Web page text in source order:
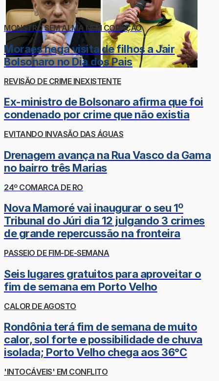
MONSTRO SEM ALMA NEM CORAÇÃO
Moraes nega visita de filhos a Jair
Bolsonaro no Dia dos Pais
REVISÃO DE CRIME INEXISTENTE
Ex-ministro de Bolsonaro afirma que foi
condenado por crime que não existia
EVITANDO INVASÃO DAS ÁGUAS
Drenagem avança na Rua Vasco da Gama
no bairro três Marias
24º COMARCA DE RO
Nova Mamoré vai inaugurar o seu 1º
Tribunal do Júri dia 12 julgando 3 crimes
de grande repercussão na fronteira
PASSEIO DE FIM-DE-SEMANA
Seis lugares gratuitos para aproveitar o
fim de semana em Porto Velho
CALOR DE AGOSTO
Rondônia terá fim de semana de muito
calor, sol forte e possibilidade de chuva
isolada; Porto Velho chega aos 36°C
'INTOCÁVEIS' EM CONFLITO